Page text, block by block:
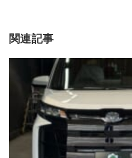
関連記事